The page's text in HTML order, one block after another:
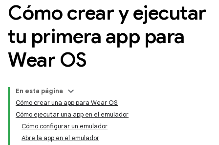
Cómo crear y ejecutar
tu primera app para
Wear OS
En esta página
Cómo crear una app para Wear OS
Cómo ejecutar una app en el emulador
Cómo configurar un emulador
Abre la app en el emulador